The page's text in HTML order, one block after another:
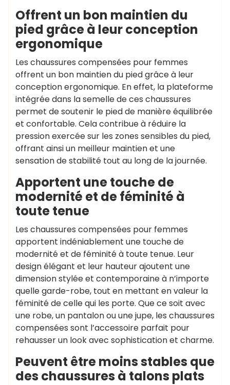
Offrent un bon maintien du
pied grâce à leur conception
ergonomique
Les chaussures compensées pour femmes
offrent un bon maintien du pied grâce à leur
conception ergonomique. En effet, la plateforme
intégrée dans la semelle de ces chaussures
permet de soutenir le pied de manière équilibrée
et confortable. Cela contribue à réduire la
pression exercée sur les zones sensibles du pied,
offrant ainsi un meilleur maintien et une
sensation de stabilité tout au long de la journée.
Apportent une touche de
modernité et de féminité à
toute tenue
Les chaussures compensées pour femmes
apportent indéniablement une touche de
modernité et de féminité à toute tenue. Leur
design élégant et leur hauteur ajoutent une
dimension stylée et contemporaine à n’importe
quelle garde-robe, tout en mettant en valeur la
féminité de celle qui les porte. Que ce soit avec
une robe, un pantalon ou une jupe, les chaussures
compensées sont l’accessoire parfait pour
rehausser un look avec sophistication et charme.
Peuvent être moins stables que
des chaussures à talons plats